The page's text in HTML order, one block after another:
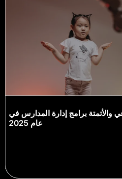
برامج إدارة المدارس في
عام 2025